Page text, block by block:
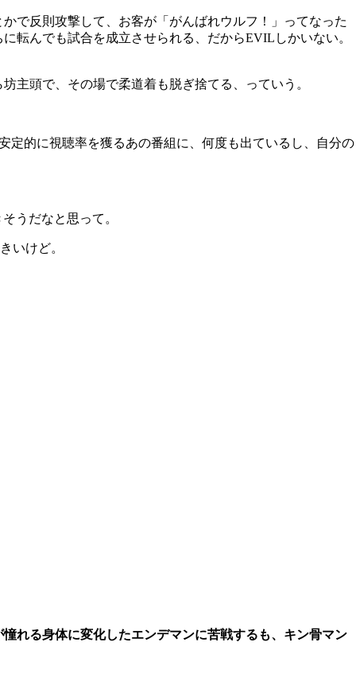
で反則攻撃して、お客が「がんばれウルフ！」ってなった
転んでも試合を成立させられる、だからEVIL しかいない。
主頭で、その場で柔道着も脱ぎ捨てる、っていう。
定的に視聴率を獲るあの番組に、何度も出ているし、自分の
うだなと思って。
いけど。
れる身体に変化したエンデマンに苦戦するも、キン骨マン